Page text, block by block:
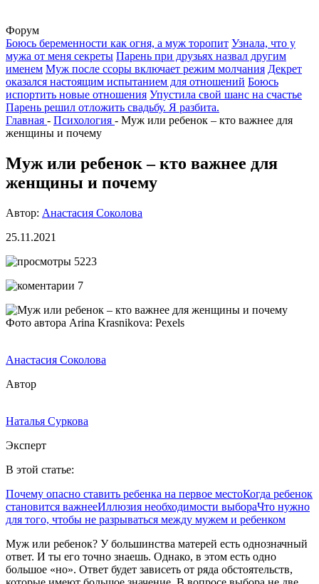
Форум
Боюсь беременности как огня, а муж торопит Узнала, что у
мужа от меня секреты Парень при друзьях назвал другим
именем Муж после ссоры включает режим молчания Декрет
оказался настоящим испытанием для отношений Боюсь
испортить новые отношения Упустила свой шанс на счастье
Парень решил отложить свадьбу. Я разбита.
Главная - Психология - Муж или ребенок – кто важнее для
женщины и почему
Муж или ребенок – кто важнее для
женщины и почему
Автор: Анастасия Соколова
25.11.2021
5223
7
Фото автора Arina Krasnikova: Pexels
Анастасия Соколова
Автор
Наталья Суркова
Эксперт
В этой статье:
Почему опасно ставить ребенка на первое местоКогда ребенок
становится важнееИллюзия необходимости выбораЧто нужно
для того, чтобы не разрываться между мужем и ребенком
Муж или ребенок? У большинства матерей есть однозначный
ответ. И ты его точно знаешь. Однако, в этом есть одно
большое «но». Ответ будет зависеть от ряда обстоятельств,